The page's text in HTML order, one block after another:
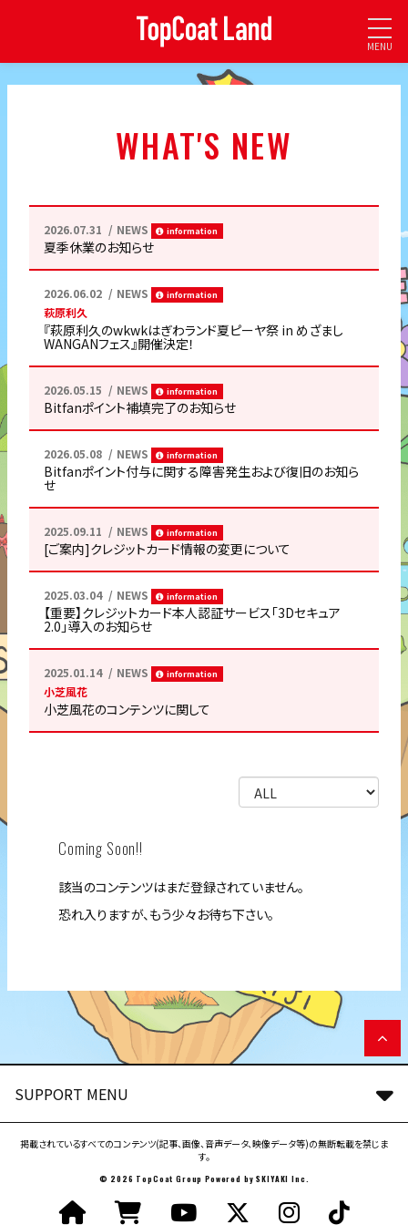
MENU
WHAT'S NEW
2026.07.31 NEWS information
夏季休業のお知らせ
2026.06.02 NEWS information
萩原利久
『萩原利久のwkwkはぎわランド夏ピーヤ祭 in めざまし
WANGANフェス』開催決定！
2026.05.15 NEWS information
Bitfanポイント補填完了のお知らせ
2026.05.08 NEWS information
Bitfanポイント付与に関する障害発生および復旧のお知ら
せ
2025.09.11 NEWS information
[ご案内]クレジットカード情報の変更について
2025.03.04 NEWS information
【重要】クレジットカード本人認証サービス「3Dセキュア
2.0」導入のお知らせ
2025.01.14 NEWS information
小芝風花
小芝風花のコンテンツに関して
Coming Soon!!
該当のコンテンツはまだ登録されていません。
恐れ入りますが、もう少々お待ち下さい。
SUPPORT MENU
掲載されているすべてのコンテンツ(記事、画像、音声データ、映像データ等)の無断転載を禁じま
す。
© 2026 TopCoat Group Powered bySKIYAKI Inc.